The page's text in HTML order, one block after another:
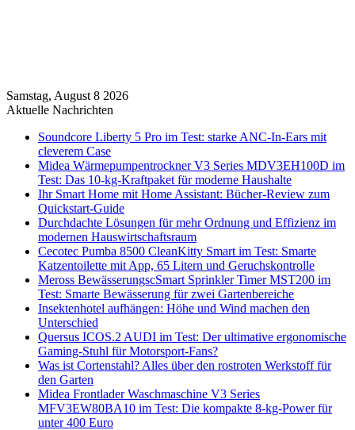
Samstag, August 8 2026
Aktuelle Nachrichten
Soundcore Liberty 5 Pro im Test: starke ANC-In-Ears mit
cleverem Case
Midea Wärmepumpentrockner V3 Series MDV3EH100D im
Test: Das 10-kg-Kraftpaket für moderne Haushalte
Ihr Smart Home mit Home Assistant: Bücher-Review zum
Quickstart-Guide
Durchdachte Lösungen für mehr Ordnung und Effizienz im
modernen Hauswirtschaftsraum
Cecotec Pumba 8500 CleanKitty Smart im Test: Smarte
Katzentoilette mit App, 65 Litern und Geruchskontrolle
Meross BewässerungscSmart Sprinkler Timer MST200 im
Test: Smarte Bewässerung für zwei Gartenbereiche
Insektenhotel aufhängen: Höhe und Wind machen den
Unterschied
Quersus ICOS.2 AUDI im Test: Der ultimative ergonomische
Gaming-Stuhl für Motorsport-Fans?
Was ist Cortenstahl? Alles über den rostroten Werkstoff für
den Garten
Midea Frontlader Waschmaschine V3 Series
MFV3EW80BA10 im Test: Die kompakte 8-kg-Power für
unter 400 Euro